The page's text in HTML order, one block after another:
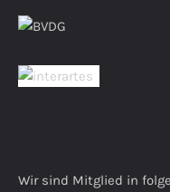
Wir sind Mitglied in